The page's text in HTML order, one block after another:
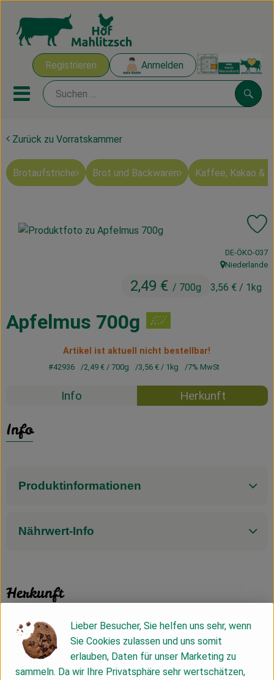
Registrieren Anmelden
Mobiles Menu öffnen oder
Ökokisten
Mahlitzscher Produkte
Ökokisten
Vorratskammer
Haus, Garten & Co.
Lieferservice
Blog
Zurück zu Vorratskammer
Brotaufstriche Brot und Backwaren Kaffee, Kakao &
Apfelmus 700g
2,49 € / 700g 3,56 € / 1kg
,DE-ÖKO-037
, Herkunft:
Niederlande
Artikel ist aktuell nicht bestellbar!
#42936 2,49 € / 700g 3,56 € / 1kg 7% MwSt
Info Herkunft
Info
Produktinformationen
Nährwert-Info
Herkunft
Hersteller: greenorganics
Niederlande
Lieber Besucher, Sie helfen uns sehr, wenn
Sie Cookies zulassen und uns somit
erlauben, Daten für unser Marketing zu
sammeln. Da wir Ihre Privatsphäre sehr wertschätzen,